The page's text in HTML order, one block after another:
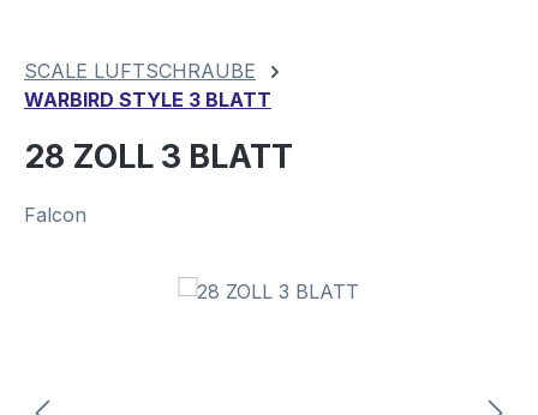
SCALE LUFTSCHRAUBE
WARBIRD STYLE 3 BLATT
28 ZOLL 3 BLATT
Falcon
Bildergalerie überspringen